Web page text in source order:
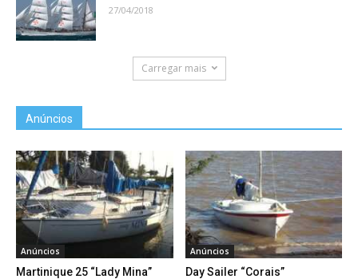
27/04/2018
Carregar mais
Anúncios
Anúncios
Martinique 25 “Lady Mina”
Anúncios
Day Sailer “Corais”